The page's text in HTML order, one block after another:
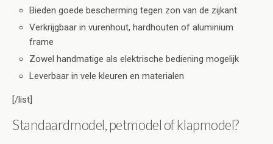
Bieden goede bescherming tegen zon van de zijkant
Verkrijgbaar in vurenhout, hardhouten of aluminium
frame
Zowel handmatige als elektrische bediening mogelijk
Leverbaar in vele kleuren en materialen
[/list]
Standaardmodel, petmodel of klapmodel?